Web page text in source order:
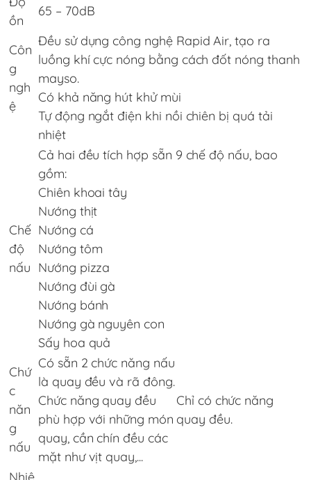
ồn
65 – 70dB
Côn
g
ngh
ệ
Đều sử dụng công nghệ Rapid Air, tạo ra
luồng khí cực nóng bằng cách đốt nóng thanh
mayso.
Có khả năng hút khử mùi
Tự động ngắt điện khi nồi chiên bị quá tải
nhiệt
Chế
độ
nấu
Cả hai đều tích hợp sẵn 9 chế độ nấu, bao
gồm:
Chiên khoai tây
Nướng thịt
Nướng cá
Nướng tôm
Nướng pizza
Nướng đùi gà
Nướng bánh
Nướng gà nguyên con
Sấy hoa quả
Chứ
c
năn
g
nấu
Có sẵn 2 chức năng nấu
là quay đều và rã đông.
Chức năng quay đều
phù hợp với những món
quay, cần chín đều các
mặt như vịt quay,...
Chỉ có chức năng
quay đều.